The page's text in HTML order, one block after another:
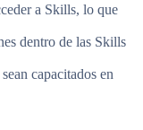
a Skills, lo que
dentro de las Skills
capacitados en